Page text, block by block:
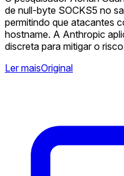
de null-byte SOCKS5 no
permitindo que atacantes
hostname. A Anthropic
discreta para mitigar o
Ler maisOriginal